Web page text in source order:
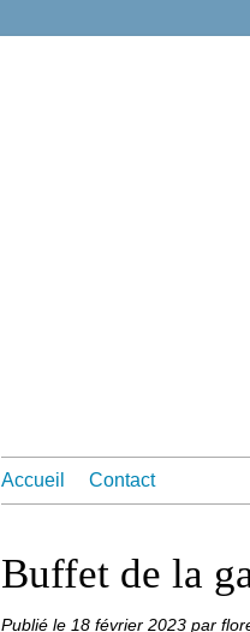
Accueil Contact
Buffet de la
Publié le 18 février 2023 par